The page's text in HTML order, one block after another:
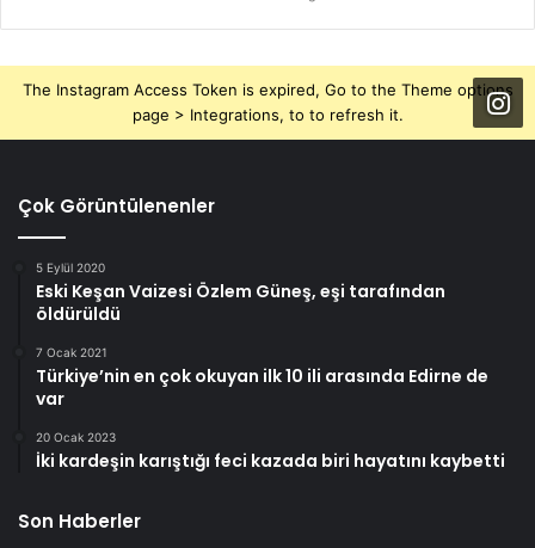
The Instagram Access Token is expired, Go to the Theme options
page > Integrations, to to refresh it.
Çok Görüntülenenler
5 Eylül 2020
Eski Keşan Vaizesi Özlem Güneş, eşi tarafından
öldürüldü
7 Ocak 2021
Türkiye’nin en çok okuyan ilk 10 ili arasında Edirne de
var
20 Ocak 2023
İki kardeşin karıştığı feci kazada biri hayatını kaybetti
Son Haberler